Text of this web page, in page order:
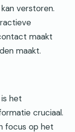
verstoren.
maakt
maakt.
het
cruciaal.
focus op het